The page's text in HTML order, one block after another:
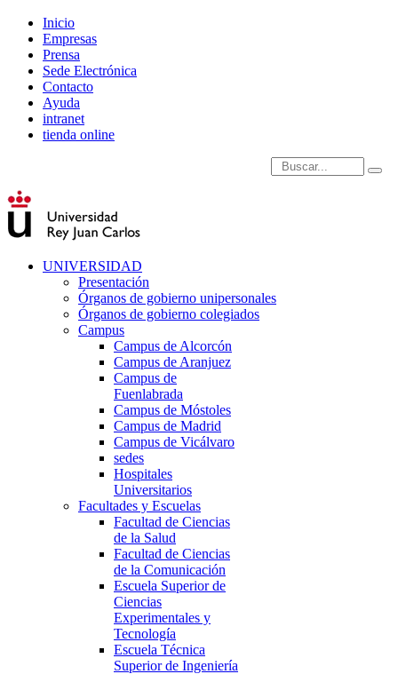
Inicio
Empresas
Prensa
Sede Electrónica
Contacto
Ayuda
intranet
tienda online
Introduce términos de
UNIVERSIDAD
Presentación
Órganos de gobierno unipersonales
Órganos de gobierno colegiados
Campus
Campus de Alcorcón
Campus de Aranjuez
Campus de
Fuenlabrada
Campus de Móstoles
Campus de Madrid
Campus de Vicálvaro
sedes
Hospitales
Universitarios
Facultades y Escuelas
Facultad de Ciencias
de la Salud
Facultad de Ciencias
de la Comunicación
Escuela Superior de
Ciencias
Experimentales y
Tecnología
Escuela Técnica
Superior de Ingeniería